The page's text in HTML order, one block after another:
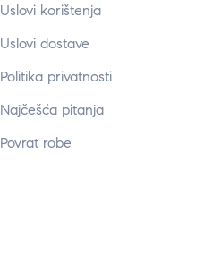
Uslovi korištenja
Uslovi dostave
Politika privatnosti
Najčešća pitanja
Povrat robe